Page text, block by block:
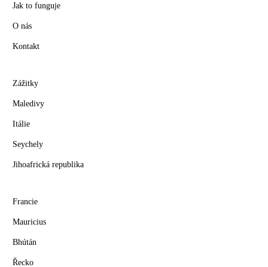
Jak to funguje
O nás
Kontakt
Zážitky
Maledivy
Itálie
Seychely
Jihoafrická republika
Francie
Mauricius
Bhútán
Řecko